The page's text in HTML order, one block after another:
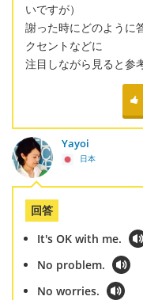
いですが）
謝った時にどのように
クセントなどに
注目しながら見ると参
Yayoi
日本
回答
It's OK with me.
No problem.
No worries.